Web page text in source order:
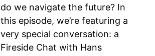
do we navigate the future? In
this episode, we’re featuring a
very special conversation: a
Fireside Chat with Hans